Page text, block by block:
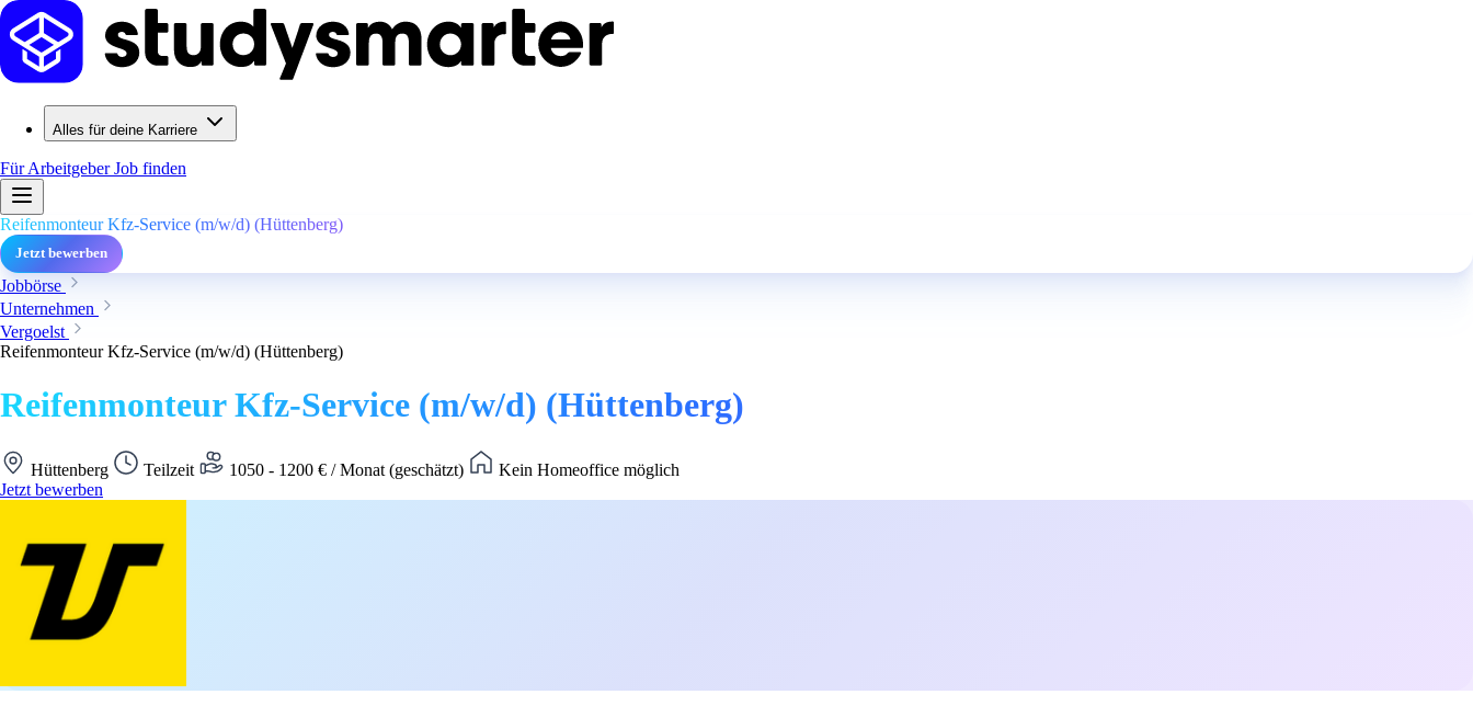
Alles für deine Karriere
Für ArbeitgeberJob finden
Reifenmonteur Kfz-Service (m/w/d) (Hüttenberg)
Jetzt bewerben
Jobbörse
Unternehmen
Vergoelst
Reifenmonteur Kfz-Service (m/w/d) (Hüttenberg)
Reifenmonteur Kfz-Service (m/w/d) (Hüttenberg)
Hüttenberg Teilzeit 1050 - 1200 € / Monat (geschätzt)
Kein Homeoffice möglich
Jetzt bewerben